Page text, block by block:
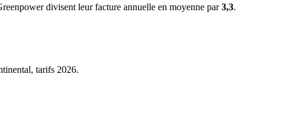
divisent leur facture annuelle en moyenne par3,3.
tarifs 2026.